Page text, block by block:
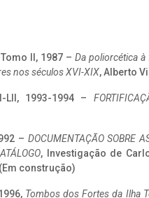
II, 1987 – Da poliorcética
nos séculos XVI-XIX, Alberto
LII, 1993-1994 –
– DOCUMENTAÇÃO SOBRE
, Investigação de
construção)
Tombos dos Fortes da Ilha